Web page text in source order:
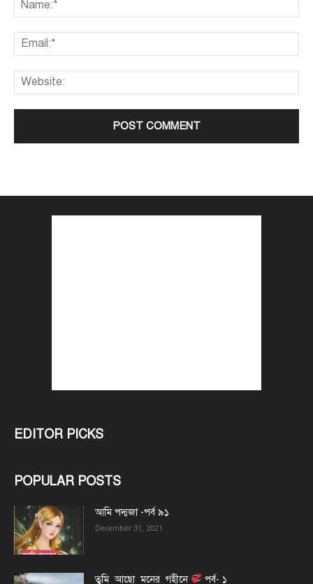
EDITOR PICKS
POPULAR POSTS
আমি পদ্মজা -পর্ব ৯১
December 31, 2021
তুমি_আছো_মনের_গহীনে পর্ব- ১